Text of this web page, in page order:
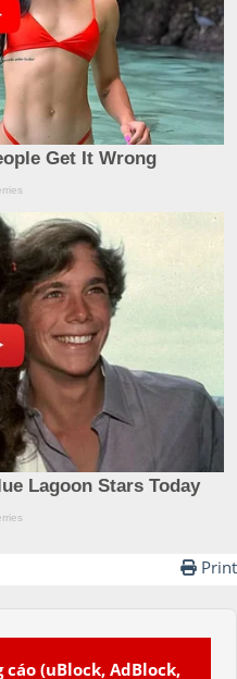
(uBlock, AdBlock,
Print